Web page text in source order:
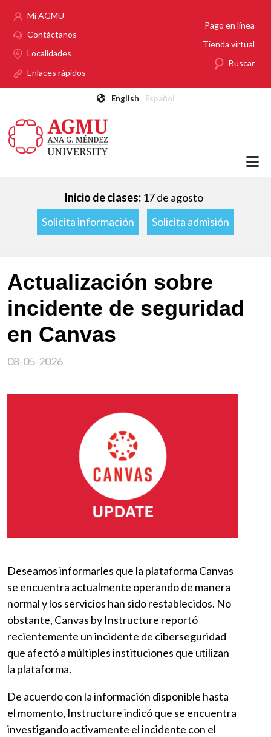
Mi AGMU
Contáctanos
Localidades
Enlaces rápidos
Pago en línea
Tienda virtual
Buscar
English Español
Inicio de clases: 17 de agosto
Solicita información
Solicita admisión
Actualización sobre
incidente de seguridad
en Canvas
08-05-2026
Deseamos informarles que la plataforma Canvas
se encuentra actualmente operando de manera
normal y los servicios han sido restablecidos. No
obstante, Canvas by Instructure reportó
recientemente un incidente de ciberseguridad
que afectó a múltiples instituciones que utilizan
la plataforma.
De acuerdo con la información disponible hasta
el momento, Instructure indicó que se encuentra
investigando activamente el incidente con el